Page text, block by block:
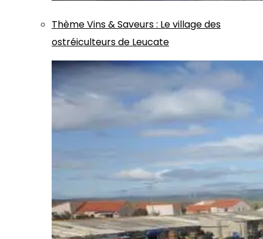
ThèmeVins & Saveurs: Le village des
ostréiculteurs de Leucate